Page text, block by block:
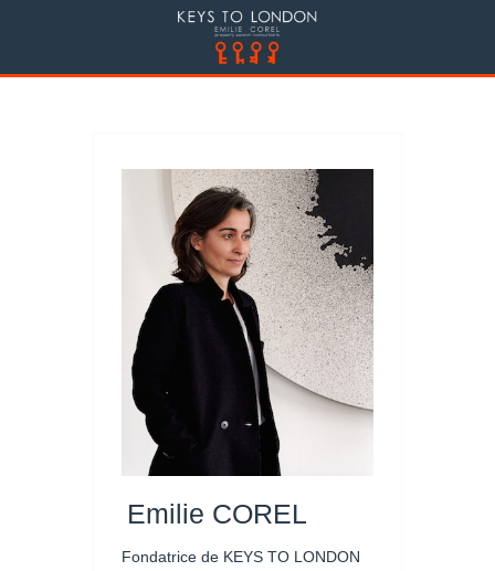
Emilie COREL
Fondatrice de KEYS TO LONDON